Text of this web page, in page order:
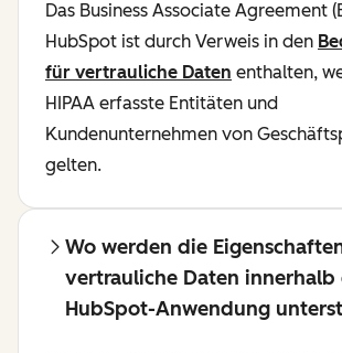
Das Business Associate Agreement
HubSpot ist durch Verweis in den
für vertrauliche Daten enthalten,
HIPAA erfasste Entitäten und
Kundenunternehmen von
gelten.
Wo werden die
vertrauliche Daten innerhalb
HubSpot-Anwendung